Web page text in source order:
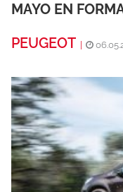
MAYO EN
PEUGEOT